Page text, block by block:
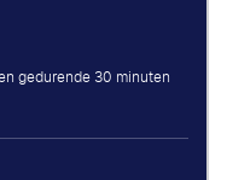
gedurende 30 minuten